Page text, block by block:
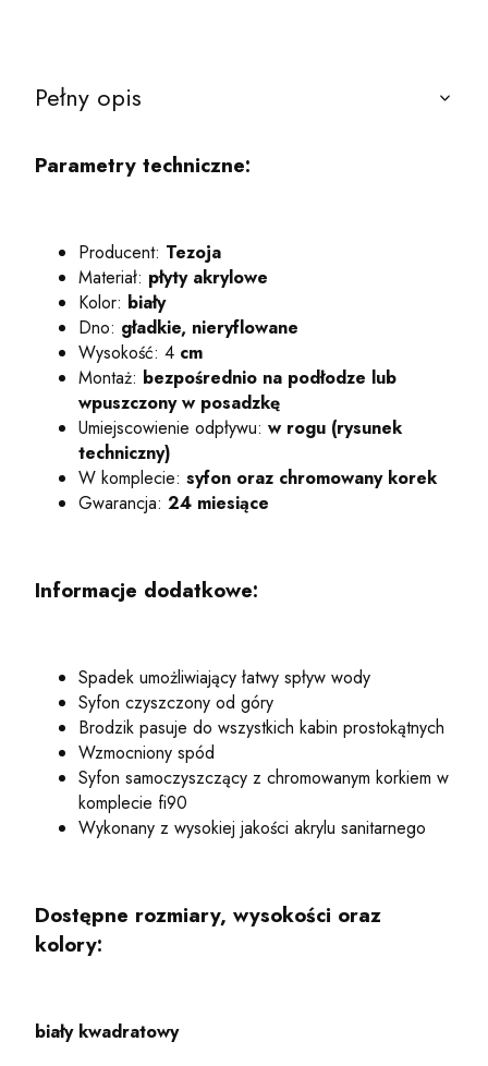
Pełny opis
Parametry techniczne:
Producent: Tezoja
Materiał: płyty akrylowe
Kolor: biały
Dno: gładkie, nieryflowane
Wysokość: 4 cm
Montaż: bezpośrednio na podłodze lub
wpuszczony w posadzkę
Umiejscowienie odpływu: w rogu (rysunek
techniczny)
W komplecie: syfon oraz chromowany korek
Gwarancja: 24 miesiące
Informacje dodatkowe:
Spadek umożliwiający łatwy spływ wody
Syfon czyszczony od góry
Brodzik pasuje do wszystkich kabin prostokątnych
Wzmocniony spód
Syfon samoczyszczący z chromowanym korkiem w
komplecie fi90
Wykonany z wysokiej jakości akrylu sanitarnego
Dostępne rozmiary, wysokości oraz
kolory:
biały kwadratowy